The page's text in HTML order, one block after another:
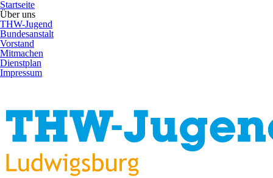
Startseite
Über uns
THW-Jugend
Bundesanstalt
Vorstand
Mitmachen
Dienstplan
Impressum